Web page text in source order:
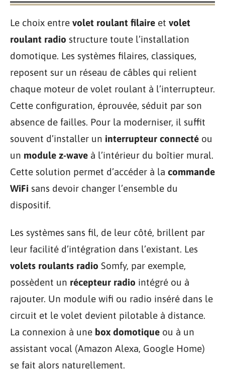
Le choix entre volet roulant filaire et volet
roulant radio structure toute l’installation
domotique. Les systèmes filaires, classiques,
reposent sur un réseau de câbles qui relient
chaque moteur de volet roulant à l’interrupteur.
Cette configuration, éprouvée, séduit par son
absence de failles. Pour la moderniser, il suffit
souvent d’installer un interrupteur connecté ou
un module z-wave à l’intérieur du boîtier mural.
Cette solution permet d’accéder à la commande
WiFi sans devoir changer l’ensemble du
dispositif.
Les systèmes sans fil, de leur côté, brillent par
leur facilité d’intégration dans l’existant. Les
volets roulants radio Somfy, par exemple,
possèdent un récepteur radio intégré ou à
rajouter. Un module wifi ou radio inséré dans le
circuit et le volet devient pilotable à distance.
La connexion à une box domotique ou à un
assistant vocal (Amazon Alexa, Google Home)
se fait alors naturellement.